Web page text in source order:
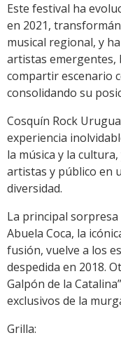
Este festival ha
en 2021,
musical regional, y
artistas emergentes,
compartir escenario
consolidando su
Cosquín Rock
experiencia
la música y la
artistas y público en
diversidad.
La principal
Abuela Coca, la
fusión, vuelve a los
despedida en 2018.
Galpón de la
exclusivos de la
Grilla: